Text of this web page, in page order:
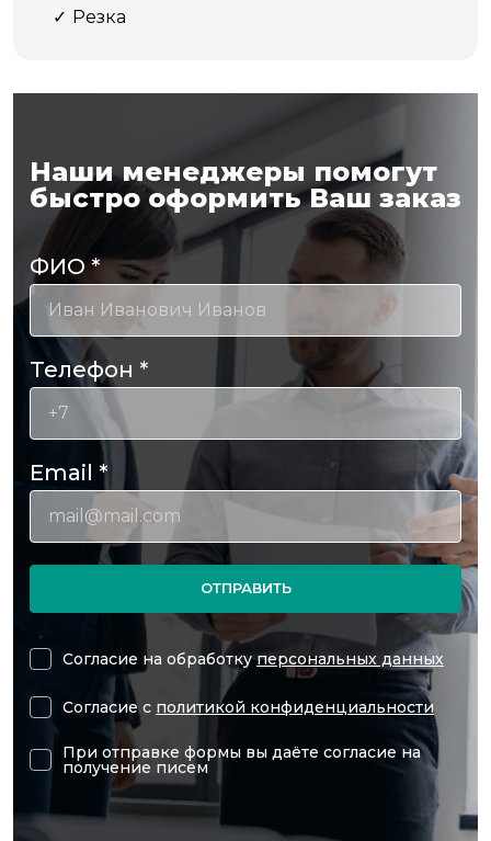
Резка
Наши менеджеры помогут
быстро оформить Ваш заказ
ФИО*
Телефон *
Email *
ОТПРАВИТЬ
Согласие на обработкуперсональных данных
Согласие с политикой конфиденциальности
При отправке формы вы даёте согласие на
получение писем